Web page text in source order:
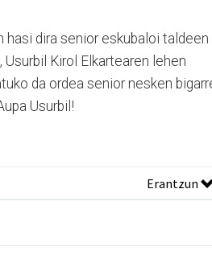
hasi dira senior eskubaloi taldeen
Kirol Elkartearen lehen
da ordea senior nesken
Usurbil!
Erantzun